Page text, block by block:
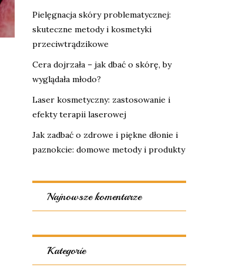
Pielęgnacja skóry problematycznej:
skuteczne metody i kosmetyki
przeciwtrądzikowe
Cera dojrzała – jak dbać o skórę, by
wyglądała młodo?
Laser kosmetyczny: zastosowanie i
efekty terapii laserowej
Jak zadbać o zdrowe i piękne dłonie i
paznokcie: domowe metody i produkty
Najnowsze komentarze
Kategorie